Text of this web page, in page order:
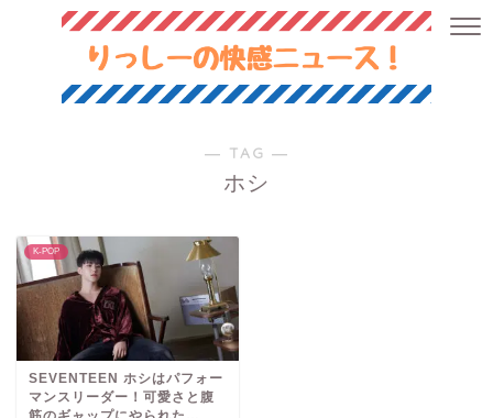
― TAG ―
ホシ
K-POP
SEVENTEEN ホシはパフォー
マンスリーダー！可愛さと腹